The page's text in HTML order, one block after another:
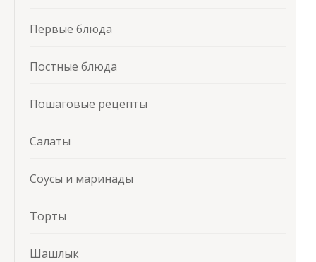
Первые блюда
Постные блюда
Пошаговые рецепты
Салаты
Соусы и маринады
Торты
Шашлык